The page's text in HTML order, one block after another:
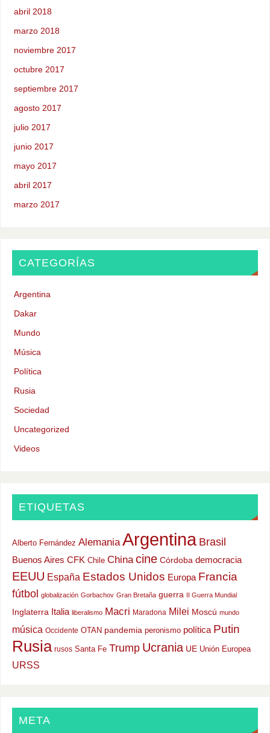
abril 2018
marzo 2018
noviembre 2017
octubre 2017
septiembre 2017
agosto 2017
julio 2017
junio 2017
mayo 2017
abril 2017
marzo 2017
CATEGORÍAS
Argentina
Dakar
Mundo
Música
Política
Rusia
Sociedad
Uncategorized
Videos
ETIQUETAS
Alberto Fernández Alemania Argentina Brasil
Buenos Aires CFK Chile China cine Córdoba democracia
EEUU España Estados Unidos Europa Francia
fútbol globalización Gorbachov Gran Bretaña guerra II Guerra Mundial
Inglaterra Italia liberalismo Macri Maradona Milei Moscú mundo
música Occidente OTAN pandemia peronismo política Putin
Rusia rusos Santa Fe Trump Ucrania UE Unión Europea
URSS
META